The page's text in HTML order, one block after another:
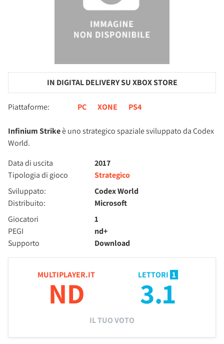
IN DIGITAL DELIVERY SU XBOX STORE
Piattaforme: PC XONE PS4
Infinium Strikeè uno strategico spaziale sviluppato da Codex
World.
Data di uscita
2017
Tipologia di gioco
Strategico
Sviluppato:
Codex World
Distribuito:
Microsoft
Giocatori
1
PEGI
nd+
Supporto
Download
MULTIPLAYER.IT
ND
LETTORI 1
3.1
IL TUO VOTO